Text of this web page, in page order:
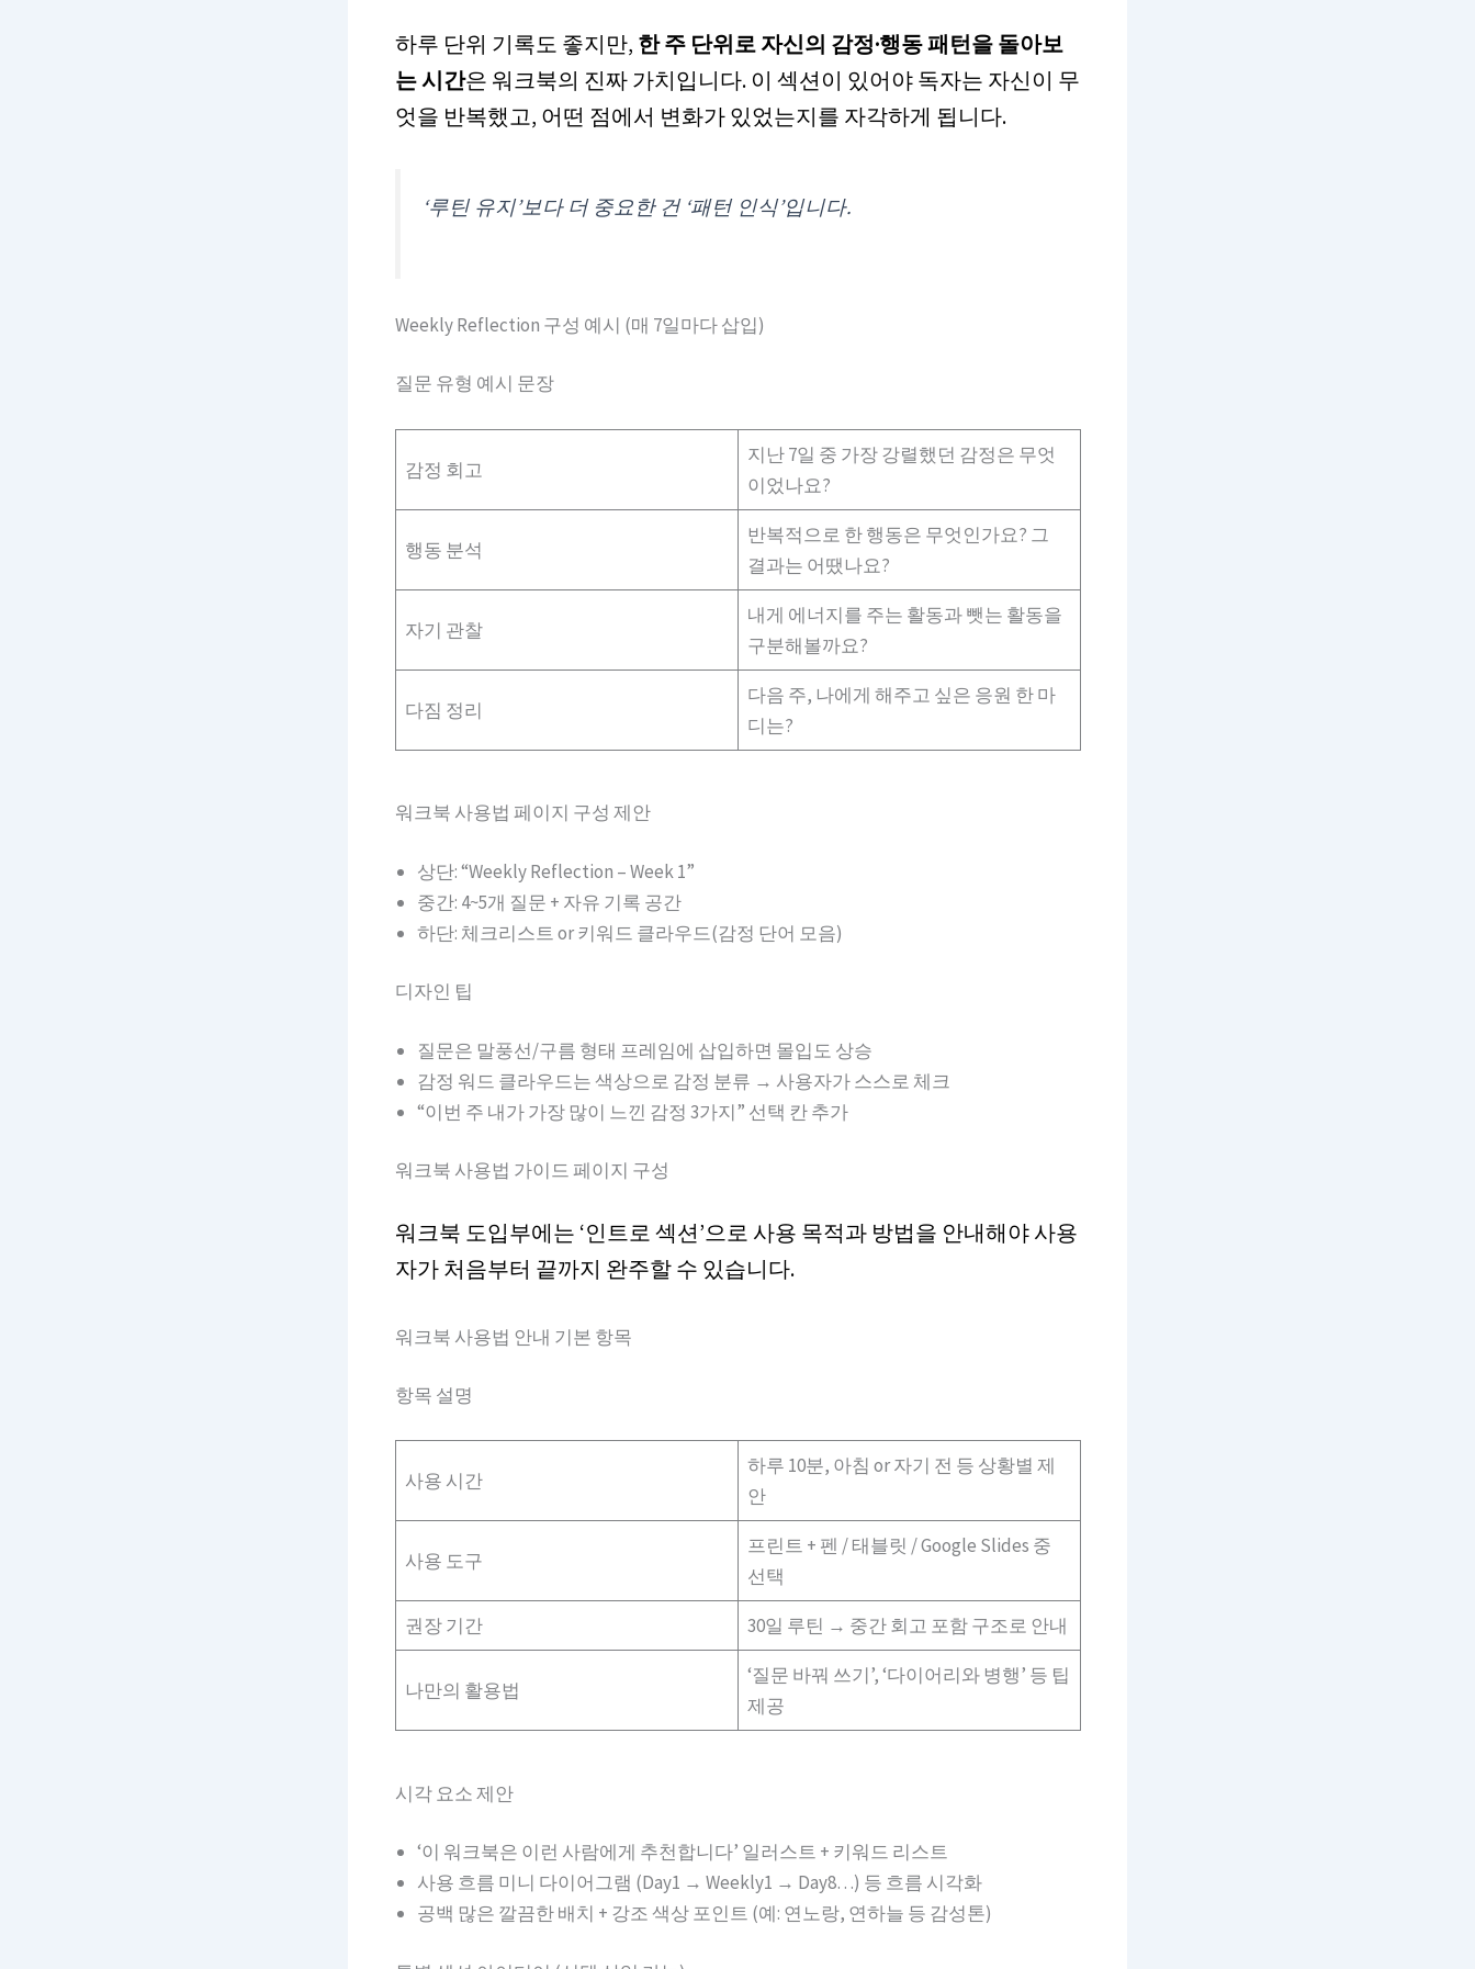
하루 단위 기록도 좋지만, 한 주 단위로 자신의 감정·행동 패턴을 돌아보
는 시간은 워크북의 진짜 가치입니다. 이 섹션이 있어야 독자는 자신이 무
엇을 반복했고, 어떤 점에서 변화가 있었는지를 자각하게 됩니다.
‘루틴 유지’보다 더 중요한 건 ‘패턴 인식’입니다.
Weekly Reflection 구성 예시 (매 7일마다 삽입)
질문 유형 예시 문장
감정 회고
지난 7일 중 가장 강렬했던 감정은 무엇
이었나요?
행동 분석
반복적으로 한 행동은 무엇인가요? 그
결과는 어땠나요?
자기 관찰
내게 에너지를 주는 활동과 뺏는 활동을
구분해볼까요?
다짐 정리
다음 주, 나에게 해주고 싶은 응원 한 마
디는?
워크북 사용법 페이지 구성 제안
상단: “Weekly Reflection – Week 1”
중간: 4~5개 질문 + 자유 기록 공간
하단: 체크리스트 or 키워드 클라우드(감정 단어 모음)
디자인 팁
질문은 말풍선/구름 형태 프레임에 삽입하면 몰입도 상승
감정 워드 클라우드는 색상으로 감정 분류 → 사용자가 스스로 체크
“이번 주 내가 가장 많이 느낀 감정 3가지” 선택 칸 추가
워크북 사용법 가이드 페이지 구성
워크북 도입부에는 ‘인트로 섹션’으로 사용 목적과 방법을 안내해야 사용
자가 처음부터 끝까지 완주할 수 있습니다.
워크북 사용법 안내 기본 항목
항목 설명
사용 시간
하루 10분, 아침 or 자기 전 등 상황별 제
안
사용 도구
프린트 + 펜 / 태블릿 / Google Slides 중
선택
권장 기간 30일 루틴 → 중간 회고 포함 구조로 안내
나만의 활용법
‘질문 바꿔 쓰기’, ‘다이어리와 병행’ 등 팁
제공
시각 요소 제안
‘이 워크북은 이런 사람에게 추천합니다’ 일러스트 + 키워드 리스트
사용 흐름 미니 다이어그램 (Day1 → Weekly1 → Day8…) 등 흐름 시각화
공백 많은 깔끔한 배치 + 강조 색상 포인트 (예: 연노랑, 연하늘 등 감성톤)